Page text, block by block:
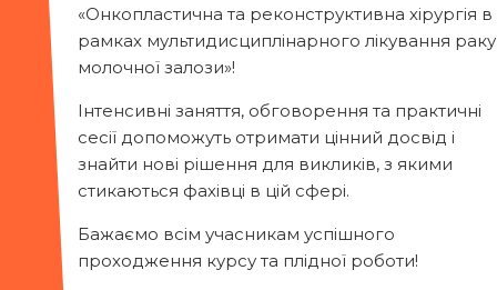
«Онкопластична та реконструктивна хірургія в
рамках мультидисциплінарного лікування раку
молочної залози»!
Інтенсивні заняття, обговорення та практичні
сесії допоможуть отримати цінний досвід і
знайти нові рішення для викликів, з якими
стикаються фахівці в цій сфері.
Бажаємо всім учасникам успішного
проходження курсу та плідної роботи!